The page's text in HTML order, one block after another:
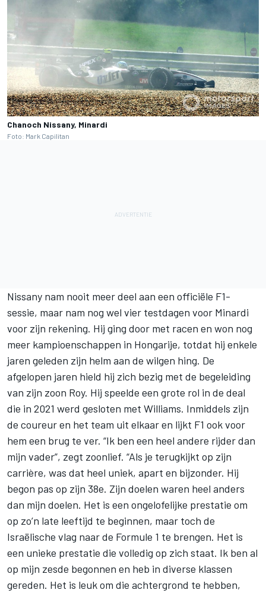
Chanoch Nissany, Minardi
Foto: Mark Capilitan
Nissany nam nooit meer deel aan een officiële F1-
sessie, maar nam nog wel vier testdagen voor Minardi
voor zijn rekening. Hij ging door met racen en won nog
meer kampioenschappen in Hongarije, totdat hij enkele
jaren geleden zijn helm aan de wilgen hing. De
afgelopen jaren hield hij zich bezig met de begeleiding
van zijn zoon Roy. Hij speelde een grote rol in de deal
die in 2021 werd gesloten met Williams. Inmiddels zijn
de coureur en het team uit elkaar en lijkt F1 ook voor
hem een brug te ver. “Ik ben een heel andere rijder dan
mijn vader”, zegt zoonlief. “Als je terugkijkt op zijn
carrière, was dat heel uniek, apart en bijzonder. Hij
begon pas op zijn 38e. Zijn doelen waren heel anders
dan mijn doelen. Het is een ongelofelijke prestatie om
op zo’n late leeftijd te beginnen, maar toch de
Israëlische vlag naar de Formule 1 te brengen. Het is
een unieke prestatie die volledig op zich staat. Ik ben al
op mijn zesde begonnen en heb in diverse klassen
gereden. Het is leuk om die achtergrond te hebben,